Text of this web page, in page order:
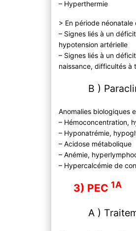
– Hyperthermie
> En période
– Signes liés à un
hypotension artérielle
– Signes liés à un
naissance, difficultés à
B )
Anomalies biologiques
– Hémoconcentration,
– Hyponatrémie,
– Acidose métabolique
– Anémie,
– Hypercalcémie de
3) PEC 1A
A )